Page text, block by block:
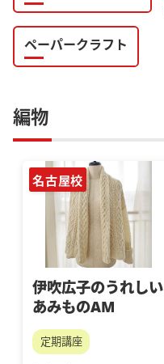
ペーパークラフト
編物
名古屋校
伊吹広子のうれしい
あみものAM
定期講座